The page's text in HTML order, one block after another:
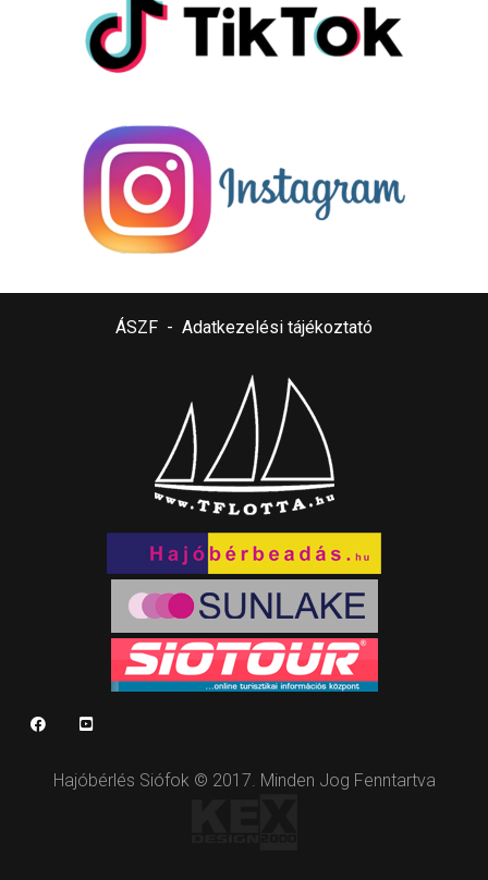
ÁSZF - Adatkezelési tájékoztató
Hajóbérlés Siófok © 2017. Minden Jog Fenntartva